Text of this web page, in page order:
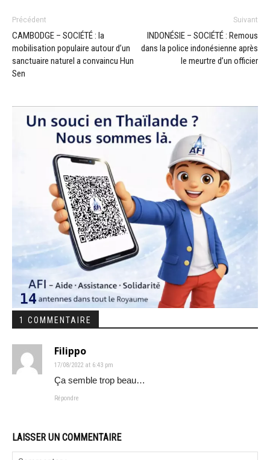
Précédent
CAMBODGE – SOCIÉTÉ : la
mobilisation populaire autour d’un
sanctuaire naturel a convaincu Hun
Sen
Suivant
INDONÉSIE – SOCIÉTÉ : Remous
dans la police indonésienne après
le meurtre d’un officier
1 COMMENTAIRE
Filippo
17/08/2022 at 6:43 pm
Ça semble trop beau…
Répondre
LAISSER UN COMMENTAIRE